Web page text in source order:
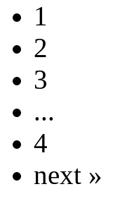
1
2
3
...
4
next »